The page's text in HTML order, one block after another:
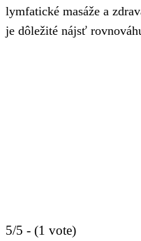
lymfatické masáže a
je dôležité nájsť
5/5 - (1 vote)